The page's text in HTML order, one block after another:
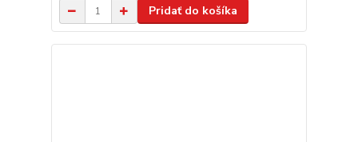
Pridať do košíka